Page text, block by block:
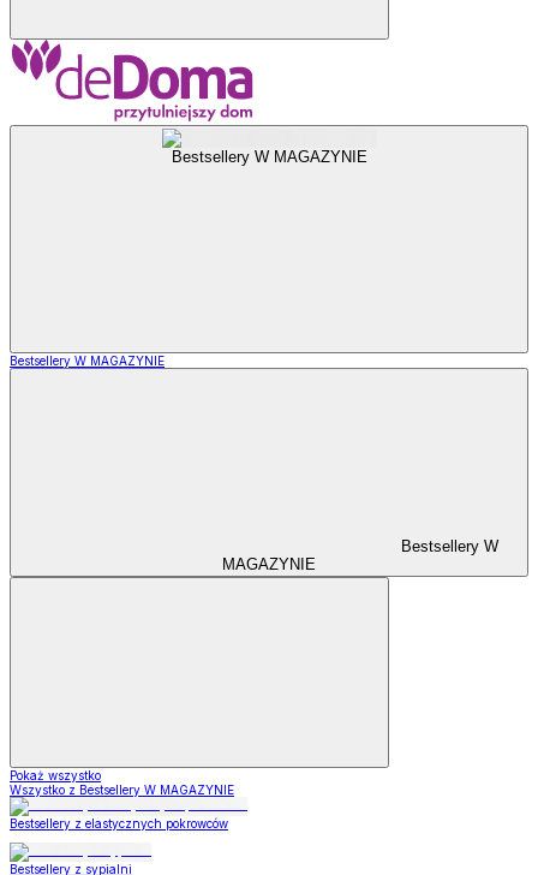
Bestsellery W MAGAZYNIE
Bestsellery W MAGAZYNIE
Bestsellery W
MAGAZYNIE
Pokaż wszystko
Wszystko z Bestsellery W MAGAZYNIE
Bestsellery z elastycznych pokrowców
Bestsellery z sypialni